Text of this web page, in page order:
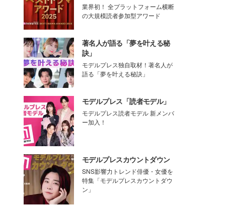
業界初！ 全プラットフォーム横断
の大規模読者参加型アワード
著名人が語る「夢を叶える秘
訣」
モデルプレス独自取材！著名人が
語る「夢を叶える秘訣」
モデルプレス「読者モデル」
モデルプレス読者モデル 新メンバ
ー加入！
モデルプレスカウントダウン
SNS影響力トレンド俳優・女優を
特集「モデルプレスカウントダウ
ン」